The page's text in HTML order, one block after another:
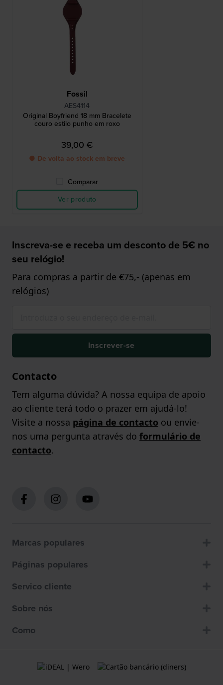
Fossil
AES4114
Original Boyfriend 18 mm Bracelete
couro estilo punho em roxo
39,00 €
● De volta ao stock em breve
Comparar
Ver produto
Inscreva-se e receba um desconto de 5€ no
seu relógio!
Para compras a partir de €75,- (apenas em
relógios)
Inscrever-se
Contacto
Tem alguma dúvida? A nossa equipa de apoio
ao cliente terá todo o prazer em ajudá-lo!
Visite a nossa página de contacto ou envie-
nos uma pergunta através do formulário de
contacto.
Marcas populares
Páginas populares
Servico cliente
Sobre nós
Como